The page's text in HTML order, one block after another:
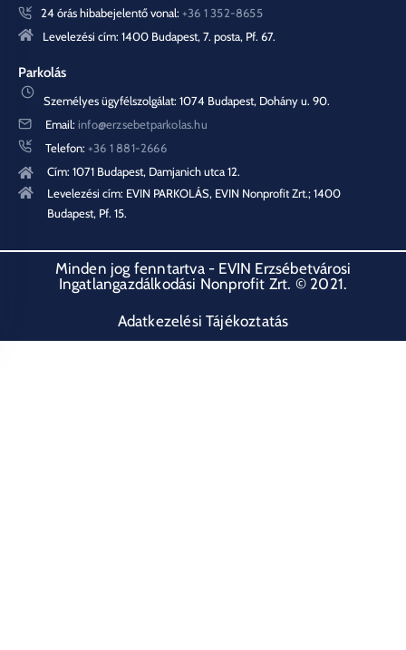
24 órás hibabejelentő vonal: +36 1 352-8655
Levelezési cím: 1400 Budapest, 7. posta, Pf. 67.
Parkolás
Személyes ügyfélszolgálat: 1074 Budapest, Dohány u. 90.
Email: info@erzsebetparkolas.hu
Telefon: +36 1 881-2666
Cím: 1071 Budapest, Damjanich utca 12.
Levelezési cím: EVIN PARKOLÁS, EVIN Nonprofit Zrt.; 1400
Budapest, Pf. 15.
Minden jog fenntartva - EVIN Erzsébetvárosi
Ingatlangazdálkodási Nonprofit Zrt. © 2021.
Adatkezelési Tájékoztatás